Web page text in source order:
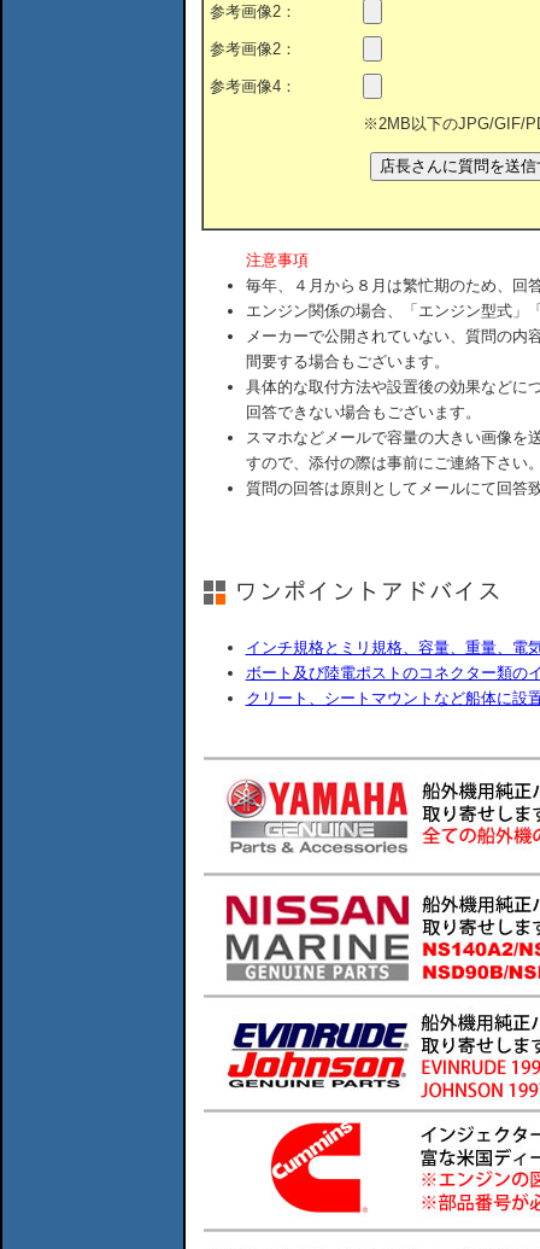
参考画像2：
参考画像2：
参考画像4：
※2MB以下のJPG/GIF/
注意事項
毎年、４月から８月は繁忙期のため、回
エンジン関係の場合、「エンジン型式」
メーカーで公開されていない、質問の内
間要する場合もございます。
具体的な取付方法や設置後の効果などに
回答できない場合もございます。
スマホなどメールで容量の大きい画像を
すので、添付の際は事前にご連絡下さい
質問の回答は原則としてメールにて回答
インチ規格とミリ規格、容量、重量、電
ボート及び陸電ポストのコネクター類の
クリート、シートマウントなど船体に設